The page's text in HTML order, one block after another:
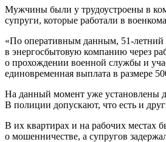
Мужчины были у трудоустроены в
супруги, которые работали в
«По оперативным данным, 51-летний
в энергосбытовую компанию через
о прохождении военной службы и
единовременная выплата в размере
На данный момент уже установлены
В полиции допускают, что есть и
В их квартирах и на рабочих местах
о мошенничестве, а супругов